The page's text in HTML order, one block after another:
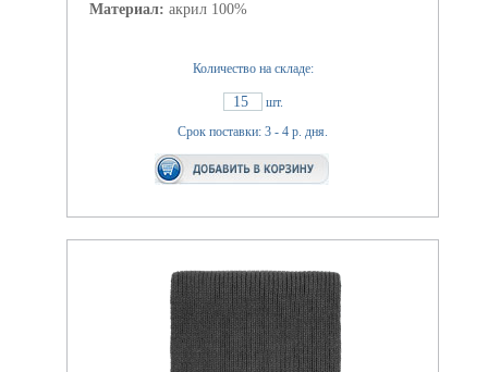
Материал: акрил 100%
Количество на складе:
15
шт.
Срок поставки: 3 - 4 р. дня.